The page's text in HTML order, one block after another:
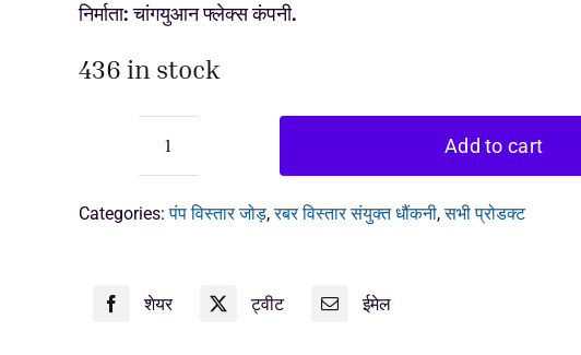
निर्माता: चांगयुआन फ्लेक्स कंपनी.
436 in stock
लचीला
रबर
हुआ
Add to cart
Categories:पंप विस्तार जोड़,रबर विस्तार संयुक्त धौंकनी,सभी प्रोडक्ट
शेयर ट्वीट ईमेल